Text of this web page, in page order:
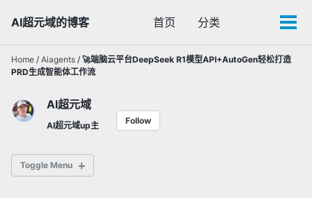
primary
navigation
content
footer
AI超元域的博客 首页 分类
Toggle
Home / Aiagents / 🚀端脑云平台DeepSeek R1模型API+AutoGen轻松打造
PRD生成智能体工作流
AI超元域
AI超元域up主 Follow
Toggle Menu